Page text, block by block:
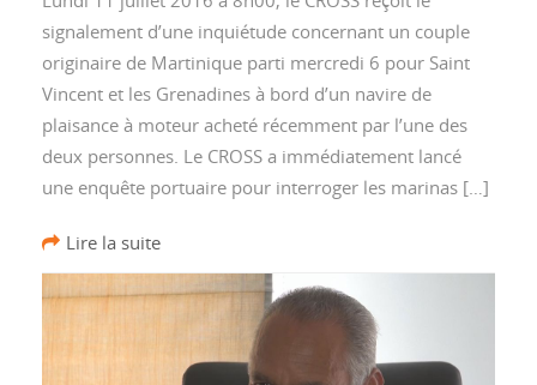
signalement d’une inquiétude concernant un couple
originaire de Martinique parti mercredi 6 pour Saint
Vincent et les Grenadines à bord d’un navire de
plaisance à moteur acheté récemment par l’une des
deux personnes. Le CROSS a immédiatement lancé
une enquête portuaire pour interroger les marinas […]
Lire la suite